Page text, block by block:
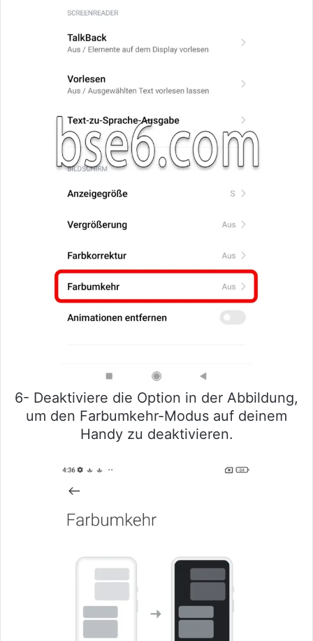
6- Deaktiviere die Option in der Abbildung,
um den Farbumkehr-Modus auf deinem
Handy zu deaktivieren.